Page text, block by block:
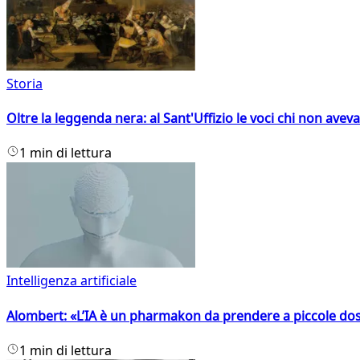
Storia
Oltre la leggenda nera: al Sant'Uffizio le voci chi non
1 min di lettura
Intelligenza artificiale
Alombert: «L’IA è un pharmakon da prendere a piccole
1 min di lettura